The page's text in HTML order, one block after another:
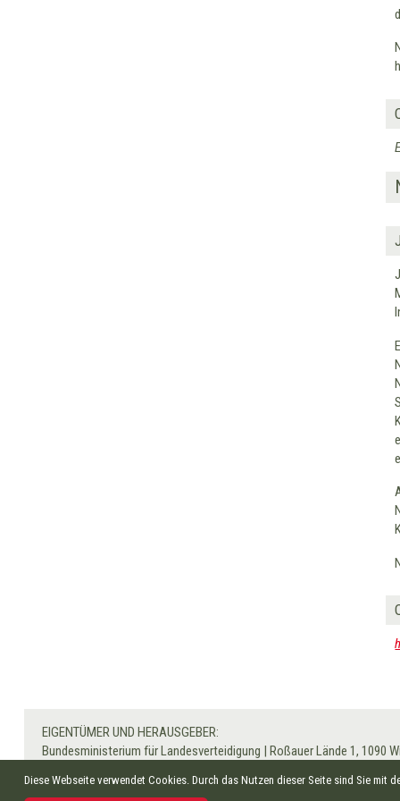
EIGENTÜMER UND HERAUSGEBER:
Bundesministerium für Landesverteidigung
Roßauer Lände 1, 1090
Diese Webseite verwendet Cookies. Durch das Nutzen dieser Seite sind Sie mit